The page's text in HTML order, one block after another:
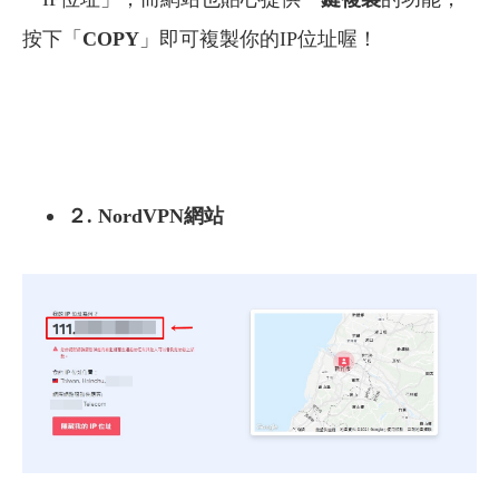
按下「 COPY 」即可複製你的IP位址喔！
２. NordVPN網站